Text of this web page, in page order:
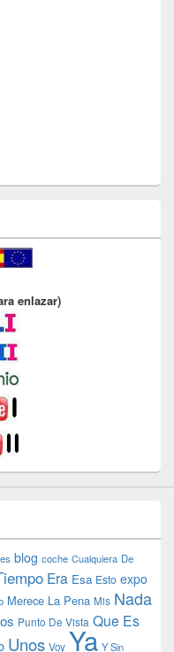
enlazar)
blog coche Cualquiera De
Era Esa Esto expo
Merece La Pena Mis Nada
Punto De Vista Que Es
Unos Voy Ya Y Sin